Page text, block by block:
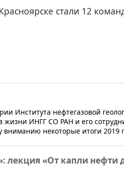
стали 12
Института нефтегазовой
ИНГГ СО РАН и его
некоторые итоги 2019
лекция «От капли нефти